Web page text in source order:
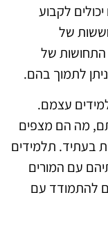
לקבוע
של
התחושות של
לתמוך בהם.
עצמם.
מה הם מצפים
בעתיד. תלמידים
עם המורים
להתמודד עם